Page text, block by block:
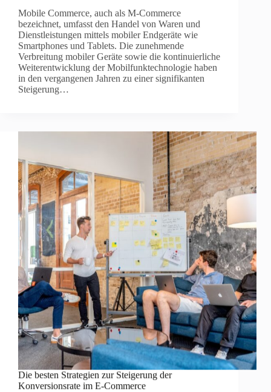
Mobile Commerce, auch als M-Commerce
bezeichnet, umfasst den Handel von Waren und
Dienstleistungen mittels mobiler Endgeräte wie
Smartphones und Tablets. Die zunehmende
Verbreitung mobiler Geräte sowie die kontinuierliche
Weiterentwicklung der Mobilfunktechnologie haben
in den vergangenen Jahren zu einer signifikanten
Steigerung…
Die besten Strategien zur Steigerung der
Konversionsrate im E-Commerce